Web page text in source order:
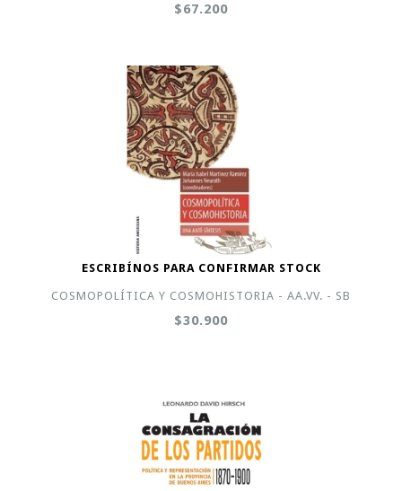
$67.200
ESCRIBÍNOS PARA CONFIRMAR STOCK
COSMOPOLÍTICA Y COSMOHISTORIA - AA.VV. - SB
$30.900